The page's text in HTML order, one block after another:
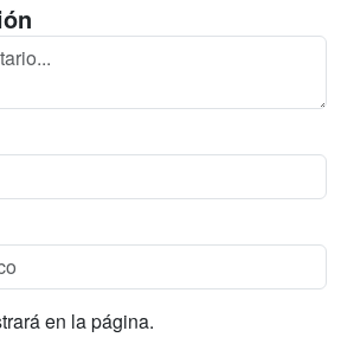
en la página.